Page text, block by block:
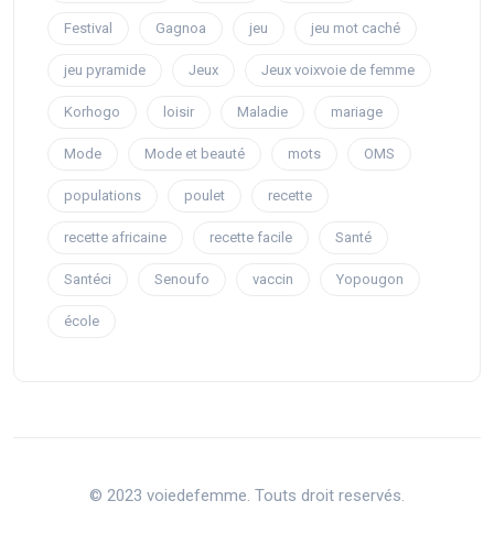
Festival Gagnoa jeu jeu mot caché
jeu pyramide Jeux Jeux voixvoie de femme
Korhogo loisir Maladie mariage
Mode Mode et beauté mots OMS
populations poulet recette
recette africaine recette facile Santé
Santéci Senoufo vaccin Yopougon
école
© 2023 voiedefemme. Touts droit reservés.